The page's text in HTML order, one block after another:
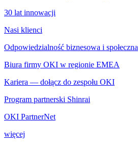
30 lat innowacji
Nasi klienci
Odpowiedzialność biznesowa i społeczna
Biura firmy OKI w regionie EMEA
Kariera — dołącz do zespołu OKI
Program partnerski Shinrai
OKI PartnerNet
więcej